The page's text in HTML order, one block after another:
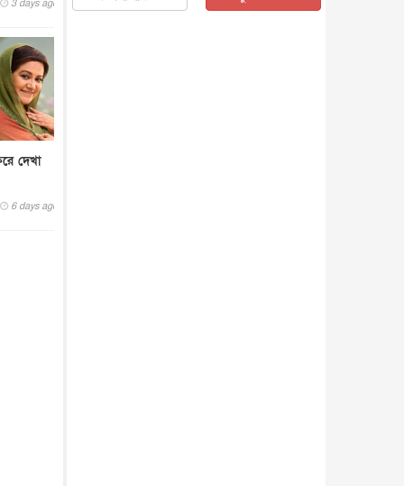
3 days ago
দেখা
6 days ago
জাতীয় ৫ আগস্ট, ২০২৬